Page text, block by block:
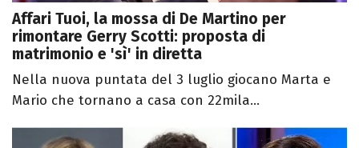
Affari Tuoi, la mossa di De Martino per
rimontare Gerry Scotti: proposta di
matrimonio e 'sì' in diretta
Nella nuova puntata del 3 luglio giocano Marta e
Mario che tornano a casa con 22mila...